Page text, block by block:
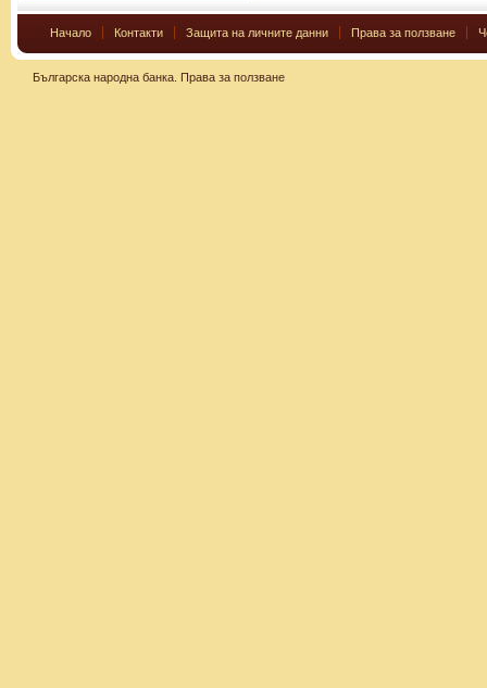
Начало Контакти Защита на личните данни Права за ползване
Българска народна банка. Права за ползване